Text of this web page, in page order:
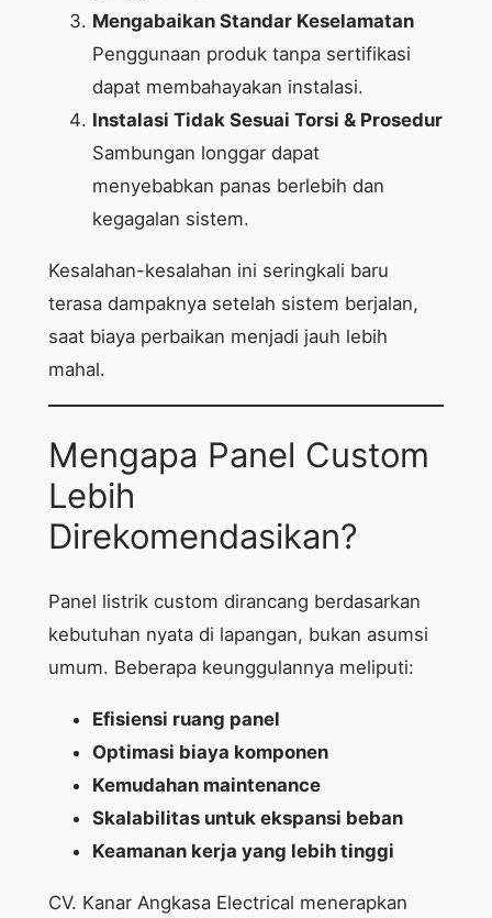
Mengabaikan Standar Keselamatan
Penggunaan produk tanpa sertifikasi
dapat membahayakan instalasi.
Instalasi Tidak Sesuai Torsi & Prosedur
Sambungan longgar dapat
menyebabkan panas berlebih dan
kegagalan sistem.
Kesalahan-kesalahan ini seringkali baru
terasa dampaknya setelah sistem berjalan,
saat biaya perbaikan menjadi jauh lebih
mahal.
Mengapa Panel Custom
Lebih
Direkomendasikan?
Panel listrik custom dirancang berdasarkan
kebutuhan nyata di lapangan, bukan asumsi
umum. Beberapa keunggulannya meliputi:
Efisiensi ruang panel
Optimasi biaya komponen
Kemudahan maintenance
Skalabilitas untuk ekspansi beban
Keamanan kerja yang lebih tinggi
CV. Kanar Angkasa Electrical menerapkan